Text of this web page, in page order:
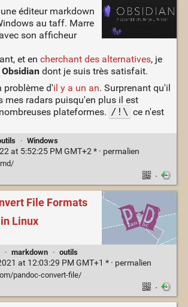
éditeur markdown
au taff. Marre
son afficheur
et en cherchant des alternatives, je
Obsidiandont je suis très satisfait.
problème d'il y a un an. Surprenant qu'il
mes radars puisqu'en plus il est
plateformes. /!\ ce n'est
· Windows
at 5:52:25 PM GMT+2 * · permalien
·
File Formats
Linux
· markdown · outils
at 12:03:29 PM GMT+1 * · permalien
pandoc-convert-file/
·